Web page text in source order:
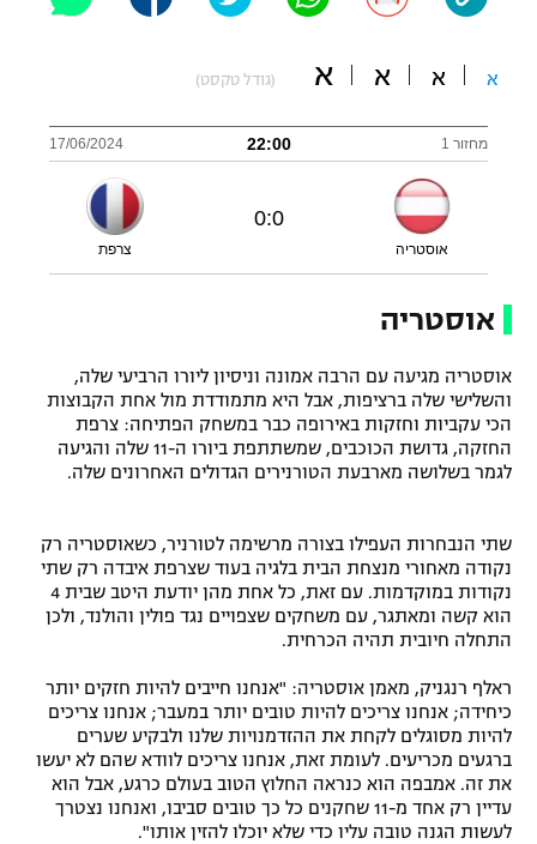
תקנון משתתפים וזוכים בפרסים
תקנון עבור פעילות אלקטרה
גיימינג E-Sports
מדיניות פרטיות
רשיון להקרנה פומבית לבית עסק
הצטרפות לחבילת הערוצים
לוח דרושים – ג'ובנט
תגיות
כדורמים
פוטבול אמריקאי NFL
בייסבול MLB
אומנויות לחימה
גיימינג E-Sports
א א א א (גודל טקסט)
מחזור 1 22:00
17/06/2024
אוסטריה
0
:
0
צרפת
אוסטריה
אוסטריה מגיעה עם הרבה אמונה וניסיון ליורו הרביעי שלה,
והשלישי שלה ברציפות, אבל היא מתמודדת מול אחת הקבוצות
הכי עקביות וחזקות באירופה כבר במשחק הפתיחה: צרפת
החזקה, גדושת הכוכבים, שמשתתפת ביורו ה-11 שלה והגיעה
לגמר בשלושה מארבעת הטורנירים הגדולים האחרונים שלה.
שתי הנבחרות העפילו בצורה מרשימה לטורניר, כשאוסטריה רק ​​
נקודה מאחורי מנצחת הבית בלגיה בעוד שצרפת איבדה רק שתי
נקודות במוקדמות. עם זאת, כל אחת מהן יודעת היטב שבית 4
הוא קשה ומאתגר, עם משחקים שצפויים נגד פולין והולנד, ולכן
התחלה חיובית תהיה הכרחית.
ראלף רנגניק, מאמן אוסטריה: "אנחנו חייבים להיות חזקים יותר
כיחידה; אנחנו צריכים להיות טובים יותר במעבר; אנחנו צריכים
להיות מסוגלים לקחת את ההזדמנויות שלנו ולבקיע שערים
ברגעים מכריעים. לעומת זאת, אנחנו צריכים לוודא שהם לא יעשו
את זה. אמבפה הוא כנראה החלוץ הטוב בעולם כרגע, אבל הוא
עדיין רק אחד מ-11 שחקנים כל כך טובים סביבו, ואנחנו נצטרך
לעשות הגנה טובה עליו כדי שלא יוכלו להזין אותו".